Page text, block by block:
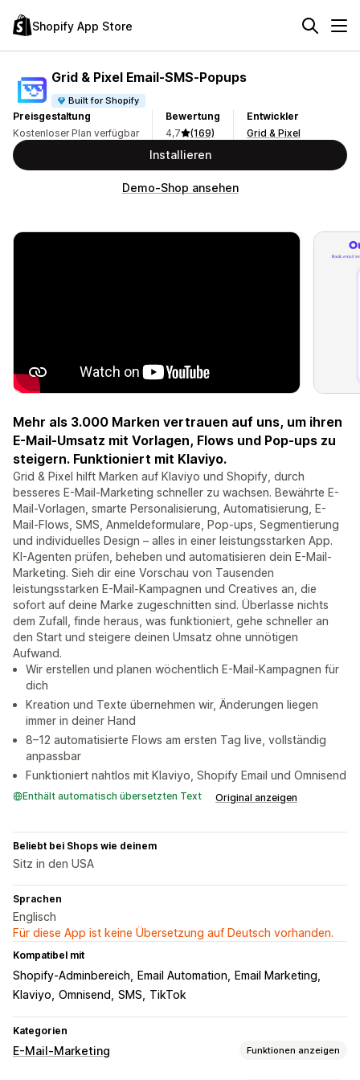
Shopify App Store
Grid & Pixel Email‑SMS‑Popups
Built for Shopify
Preisgestaltung
Kostenloser Plan verfügbar
Bewertung
4,7
(169)
Entwickler
Grid & Pixel
Installieren
Demo-Shop ansehen
Mehr als 3.000 Marken vertrauen auf uns, um ihren
E-Mail-Umsatz mit Vorlagen, Flows und Pop-ups zu
steigern. Funktioniert mit Klaviyo.
Grid & Pixel hilft Marken auf Klaviyo und Shopify, durch
besseres E-Mail-Marketing schneller zu wachsen. Bewährte E-
Mail-Vorlagen, smarte Personalisierung, Automatisierung, E-
Mail-Flows, SMS, Anmeldeformulare, Pop-ups, Segmentierung
und individuelles Design – alles in einer leistungsstarken App.
KI-Agenten prüfen, beheben und automatisieren dein E-Mail-
Marketing. Sieh dir eine Vorschau von Tausenden
leistungsstarken E-Mail-Kampagnen und Creatives an, die
sofort auf deine Marke zugeschnitten sind. Überlasse nichts
dem Zufall, finde heraus, was funktioniert, gehe schneller an
den Start und steigere deinen Umsatz ohne unnötigen
Aufwand.
Wir erstellen und planen wöchentlich E-Mail-Kampagnen für
dich
Kreation und Texte übernehmen wir, Änderungen liegen
immer in deiner Hand
8–12 automatisierte Flows am ersten Tag live, vollständig
anpassbar
Funktioniert nahtlos mit Klaviyo, Shopify Email und Omnisend
Enthält automatisch übersetzten Text Original anzeigen
Beliebt bei Shops wie deinem
Sitz in den USA
Sprachen
Englisch
Für diese App ist keine Übersetzung auf Deutsch vorhanden.
Kompatibel mit
Shopify-Adminbereich Email Automation
Email Marketing
Klaviyo Omnisend SMS TikTok
Kategorien
E-Mail-Marketing Funktionen anzeigen